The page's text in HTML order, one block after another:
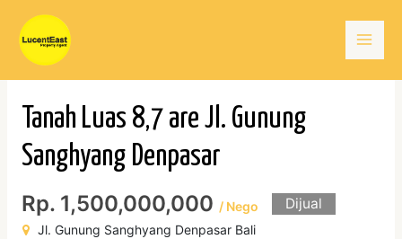
content
Tanah Luas 8,7 are Jl. Gunung
Sanghyang Denpasar
Rp. 1,500,000,000 / Nego Dijual
Jl. Gunung Sanghyang Denpasar Bali